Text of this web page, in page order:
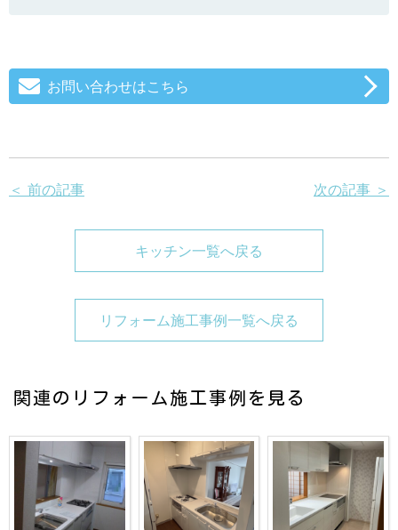
お問い合わせはこちら
＜ 前の記事 次の記事 ＞
キッチン一覧へ戻る
リフォーム施工事例一覧へ戻る
関連のリフォーム施工事例を見る